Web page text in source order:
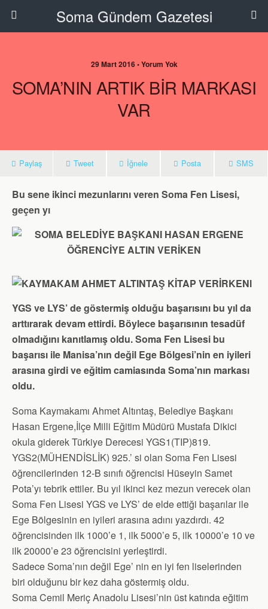
Soma Gündem Gazetesi
29 Mart 2016 • Yorum Yok
SOMA’NIN ARTIK BİR MARKASI
VAR
Paylaş Tweet İğnele Posta SMS
Bu sene ikinci mezunlarını veren Soma Fen Lisesi,
geçen yı
l
YGS ve LYS’ de göstermiş olduğu başarısını bu yıl da
arttırarak devam ettirdi. Böylece başarısının tesadüf
olmadığını kanıtlamış oldu. Soma Fen Lisesi bu
başarısı ile Manisa’nın değil Ege Bölgesi’nin en iyileri
arasına girdi ve eğitim camiasında Soma’nın markası
oldu.
Soma Kaymakamı Ahmet Altıntaş, Belediye Başkanı
Hasan Ergene,İlçe Milli Eğitim Müdürü Mustafa Dikici
okula giderek Türkiye Derecesi YGS1(TIP)819.
YGS2(MÜHENDİSLİK) 925.’ si olan Soma Fen Lisesi
öğrencilerinden 12-B sınıfı öğrencisi Hüseyin Samet
Pota’yı tebrik ettiler. Bu yıl ikinci kez mezun verecek olan
Soma Fen Lisesi YGS ve LYS’ de elde ettiği başarılar ile
Ege Bölgesinin en iyileri arasına adını yazdırdı. 42
öğrencisinden ilk 1000’e 1, ilk 5000’e 5, ilk 10000’e 10 ve
ilk 20000’e 23 öğrencisini yerleştirdi.
Sadece Soma’nın değil Ege’ nin en iyi fen liselerinden
biri olduğunu bir kez daha göstermiş oldu.
Soma Cemil Meriç Anadolu Lisesi’nin üst katında eğitim